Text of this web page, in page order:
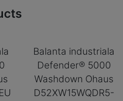
Balanta industriala
Defender® 5000
Washdown Ohaus
D52XW15WQDR5-